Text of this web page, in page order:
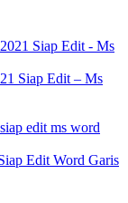
Siap Edit – Ms
Edit Word Garis